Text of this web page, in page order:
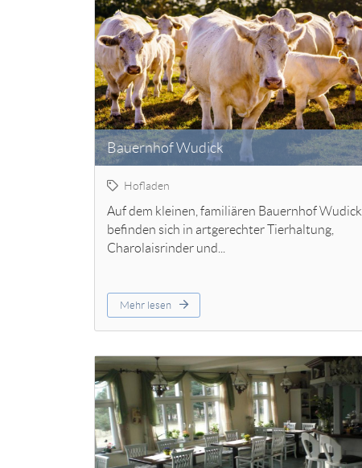
Bauernhof Wudick
Hofladen
Auf dem kleinen, familiären Bauernhof Wudick
befinden sich in artgerechter Tierhaltung,
Charolaisrinder und...
Mehr lesen